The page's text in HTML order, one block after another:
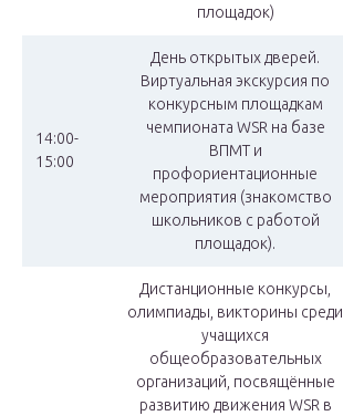
площадок)
14:00-
15:00
День открытых дверей.
Виртуальная экскурсия по
конкурсным площадкам
чемпионата WSR на базе
ВПМТ и
профориентационные
мероприятия (знакомство
школьников с работой
площадок).
Дистанционные конкурсы,
олимпиады, викторины среди
учащихся
общеобразовательных
организаций, посвящённые
развитию движения WSR в